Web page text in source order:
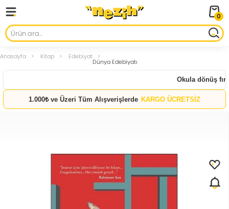
0
Anasayfa Kitap Edebiyat
Dünya Edebiyatı
Okula dönüş
1.000₺ ve Üzeri Tüm Alışverişlerde KARGO ÜCRETSİZ